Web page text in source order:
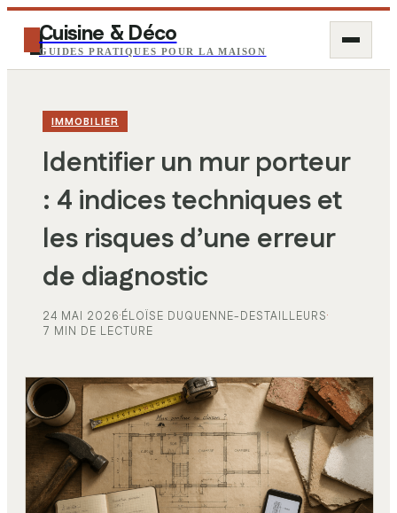
Cuisine & Déco
GUIDES PRATIQUES POUR LA MAISON
IMMOBILIER
Identifier un mur porteur
: 4 indices techniques et
les risques d’une erreur
de diagnostic
24 MAI 2026·ÉLOÏSE DUQUENNE-DESTAILLEURS·
7 MIN DE LECTURE